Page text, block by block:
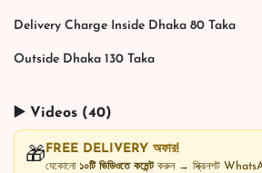
Delivery Charge Inside Dhaka 80 Taka
Outside Dhaka 130 Taka
▶️ Videos (40)
🎁FREE DELIVERY অফার!
যেকোনো ১০টি ভিডিওতে কমেন্টকরুন → স্ক্রিনশট